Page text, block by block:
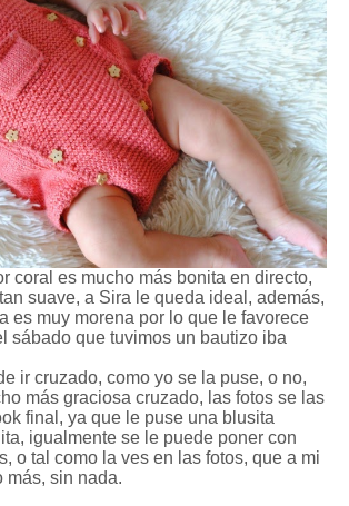
coral es mucho más bonita en directo,
suave, a Sira le queda ideal, además,
es muy morena por lo que le favorece
sábado que tuvimos un bautizo iba
ir cruzado, como yo se la puse, o no,
más graciosa cruzado, las fotos se las
final, ya que le puse una blusita
igualmente se le puede poner con
o tal como la ves en las fotos, que a mi
más, sin nada.